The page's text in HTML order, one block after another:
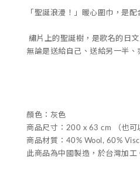
「聖誕浪漫！」暖心圍巾，是
繡片上的聖誕樹，是歌名的日
無論是送給自己、送給另一半
顏色：灰色
商品尺寸：200 x 63 cm （也可
商品材質：40% Wool, 60%
此商品為中國製造，於台灣加工